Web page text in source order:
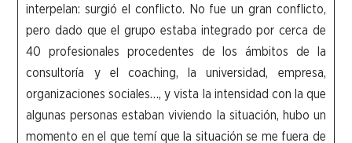
interpelan: surgió el conflicto. No fue un gran conflicto,
pero dado que el grupo estaba integrado por cerca de
40 profesionales procedentes de los ámbitos de la
consultoría y el coaching, la universidad, empresa,
organizaciones sociales…, y vista la intensidad con la que
algunas personas estaban viviendo la situación, hubo un
momento en el que temí que la situación se me fuera de